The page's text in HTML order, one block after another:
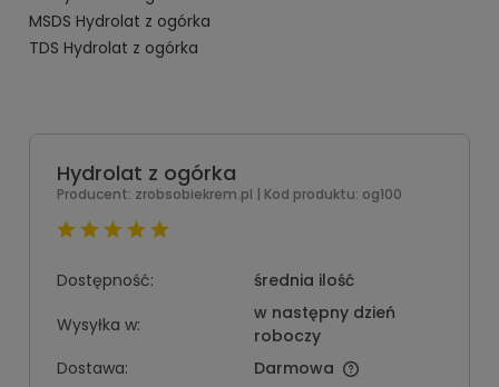
MSDS Hydrolat z ogórka
TDS Hydrolat z ogórka
Hydrolat z ogórka
Producent: zrobsobiekrem.pl | Kod produktu: og100
Dostępność:
średnia ilość
Wysyłka w:
w następny dzień
roboczy
Dostawa:
Darmowa